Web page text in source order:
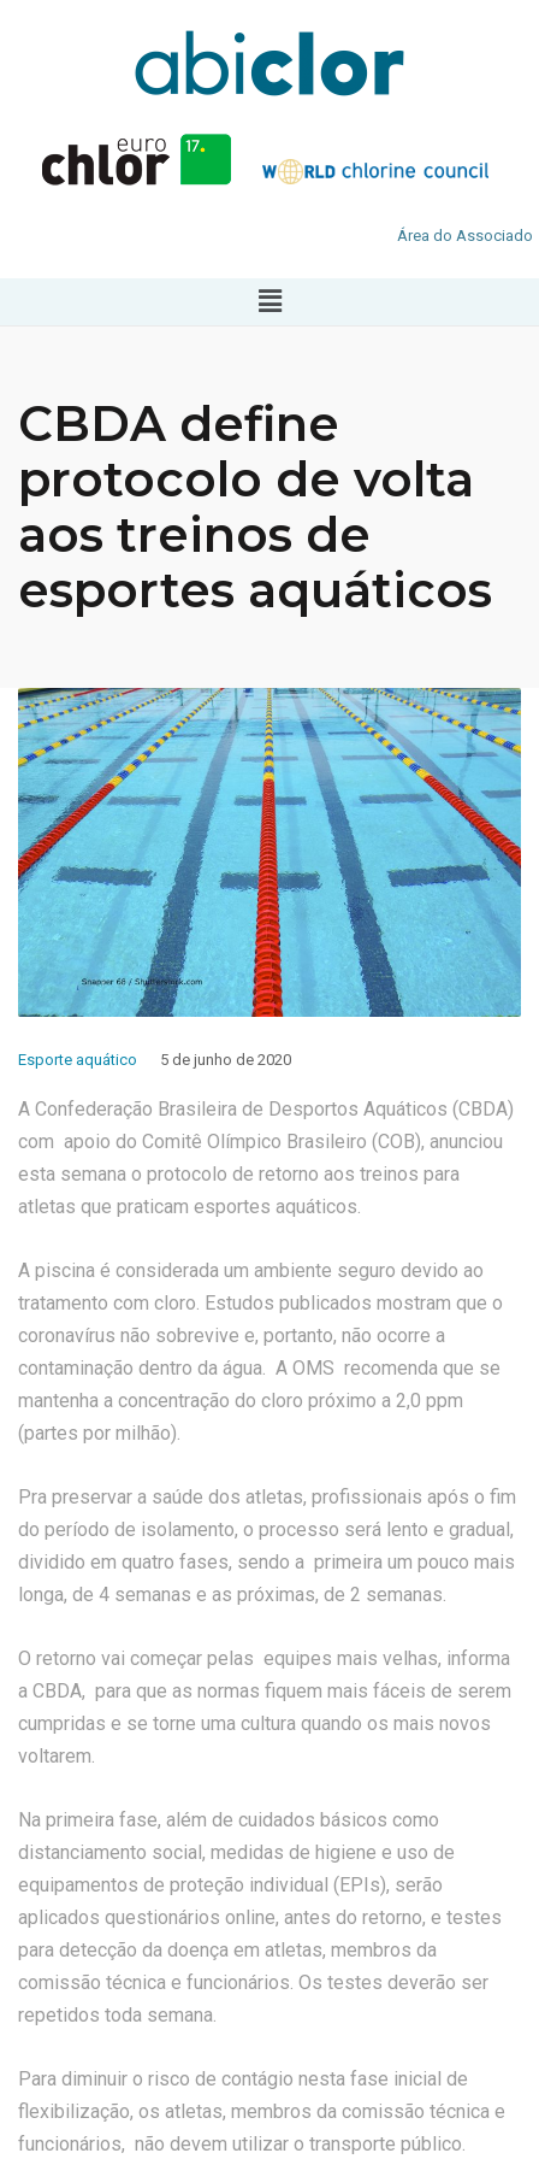
Área do Associado
CBDA define
protocolo de volta
aos treinos de
esportes aquáticos
Esporte aquático 5 de junho de 2020
A Confederação Brasileira de Desportos Aquáticos (CBDA)
com apoio do Comitê Olímpico Brasileiro (COB), anunciou
esta semana o protocolo de retorno aos treinos para
atletas que praticam esportes aquáticos.
A piscina é considerada um ambiente seguro devido ao
tratamento com cloro. Estudos publicados mostram que o
coronavírus não sobrevive e, portanto, não ocorre a
contaminação dentro da água. A OMS recomenda que se
mantenha a concentração do cloro próximo a 2,0 ppm
(partes por milhão).
Pra preservar a saúde dos atletas, profissionais após o fim
do período de isolamento, o processo será lento e gradual,
dividido em quatro fases, sendo a primeira um pouco mais
longa, de 4 semanas e as próximas, de 2 semanas.
O retorno vai começar pelas equipes mais velhas, informa
a CBDA, para que as normas fiquem mais fáceis de serem
cumpridas e se torne uma cultura quando os mais novos
voltarem.
Na primeira fase, além de cuidados básicos como
distanciamento social, medidas de higiene e uso de
equipamentos de proteção individual (EPIs), serão
aplicados questionários online, antes do retorno, e testes
para detecção da doença em atletas, membros da
comissão técnica e funcionários. Os testes deverão ser
repetidos toda semana.
Para diminuir o risco de contágio nesta fase inicial de
flexibilização, os atletas, membros da comissão técnica e
funcionários, não devem utilizar o transporte público.